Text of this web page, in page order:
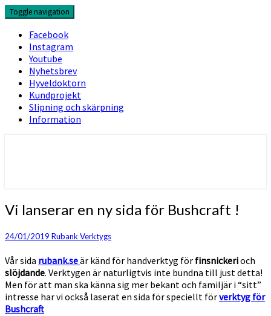
Skip
to
content
Toggle navigation
Facebook
Instagram
Youtube
Nyhetsbrev
Hyveldoktorn
Kundprojekt
Slipning och skärpning
Information
Vi
lanserar
ny
sida
för
Bushcraft
!
Vi lanserar en ny sida för Bushcraft !
24/01/2019 Rubank Verktygs
Vår sida rubank.seär känd för handverktyg för finsnickerioch
slöjdande. Verktygen är naturligtvis inte bundna till just detta!
Men för att man ska känna sig mer bekant och familjär i “sitt”
intresse har vi också laserat en sida för speciellt förverktyg för
Bushcraft